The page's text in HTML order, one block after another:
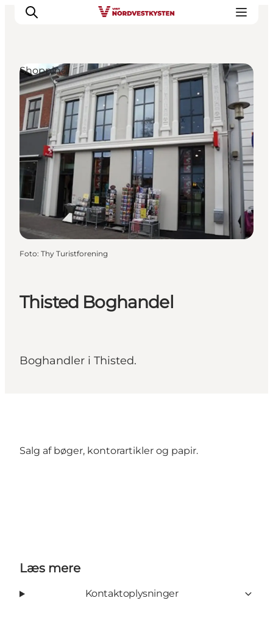
Feriesteder
Inspiration
Handicapvenlig ferie
Events
Overnatning
Planlæg din ferie
Thisted Boghandel
Boghandler i Thisted.
Shopping
Foto: Thy Turistforening
Salg af bøger, kontorartikler og papir.
Læs mere
Kontaktoplysninger